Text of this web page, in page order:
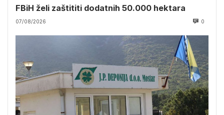
FBiH želi zaštititi dodatnih 50.000 hektara
07/08/2026 0